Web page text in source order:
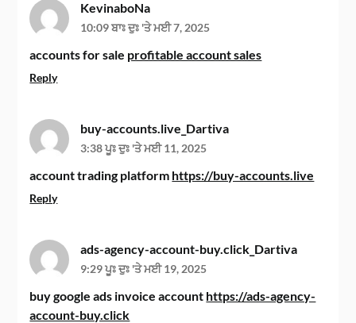
KevinaboNa
10:09 ਬਾਃ ਦੁਃ 'ਤੇ ਮਈ 7, 2025
accounts for sale profitable account sales
Reply
buy-accounts.live_Dartiva
3:38 ਪੂਃ ਦੁਃ 'ਤੇ ਮਈ 11, 2025
account trading platform https://buy-accounts.live
Reply
ads-agency-account-buy.click_Dartiva
9:29 ਪੂਃ ਦੁਃ 'ਤੇ ਮਈ 19, 2025
buy google ads invoice account https://ads-agency-
account-buy.click